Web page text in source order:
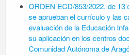
ORDEN ECD/853/2022, de 13
se aprueban el currículo y las
evaluación de la Educación
su aplicación en los centros
Comunidad Autónoma de